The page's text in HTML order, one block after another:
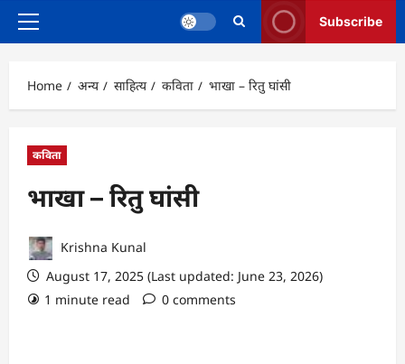
Primary
Subscribe
Home अन्य साहित्य कविता भाखा – रितु घांसी
कविता
भाखा – रितु घांसी
Krishna Kunal
August 17, 2025 (Last updated: June 23, 2026)
1 minute read
0 comments